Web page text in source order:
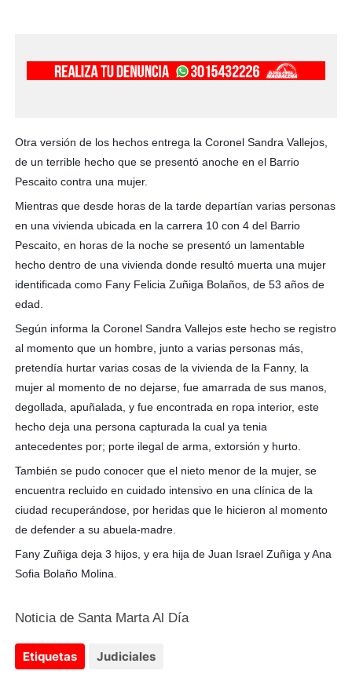
Otra versión de los hechos entrega la Coronel Sandra Vallejos,
de un terrible hecho que se presentó anoche en el Barrio
Pescaito contra una mujer.
Mientras que desde horas de la tarde departían varias personas
en una vivienda ubicada en la carrera 10 con 4 del Barrio
Pescaito, en horas de la noche se presentó un lamentable
hecho dentro de una vivienda donde resultó muerta una mujer
identificada como Fany FeliciaZuñiga Bolaños, de 53 años de
edad.
Según informa la Coronel Sandra Vallejos este hecho se registro
al momento que un hombre, junto a varias personas más,
pretendía hurtar varias cosas de la vivienda de la Fanny, la
mujer al momento de no dejarse, fue amarrada de sus manos,
degollada, apuñalada, y fue encontrada en ropa interior, este
hecho deja una persona capturada la cual ya tenia
antecedentes por; porte ilegal de arma, extorsión y hurto.
También se pudo conocer que el nieto menor de la mujer, se
encuentra recluido en cuidado intensivo en una clínica de la
ciudad recuperándose, por heridas que le hicieron al momento
de defender a su abuela-madre.
Fany Zuñiga deja 3 hijos, y era hija de Juan Israel Zuñiga y Ana
Sofia Bolaño Molina.
Noticia de Santa Marta Al Día
Etiquetas Judiciales